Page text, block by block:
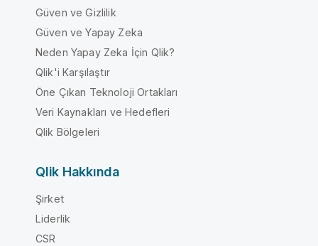
Güven ve Gizlilik
Güven ve Yapay Zeka
Neden Yapay Zeka İçin Qlik?
Qlik'i Karşılaştır
Öne Çıkan Teknoloji Ortakları
Veri Kaynakları ve Hedefleri
Qlik Bölgeleri
Qlik Hakkında
Şirket
Liderlik
CSR